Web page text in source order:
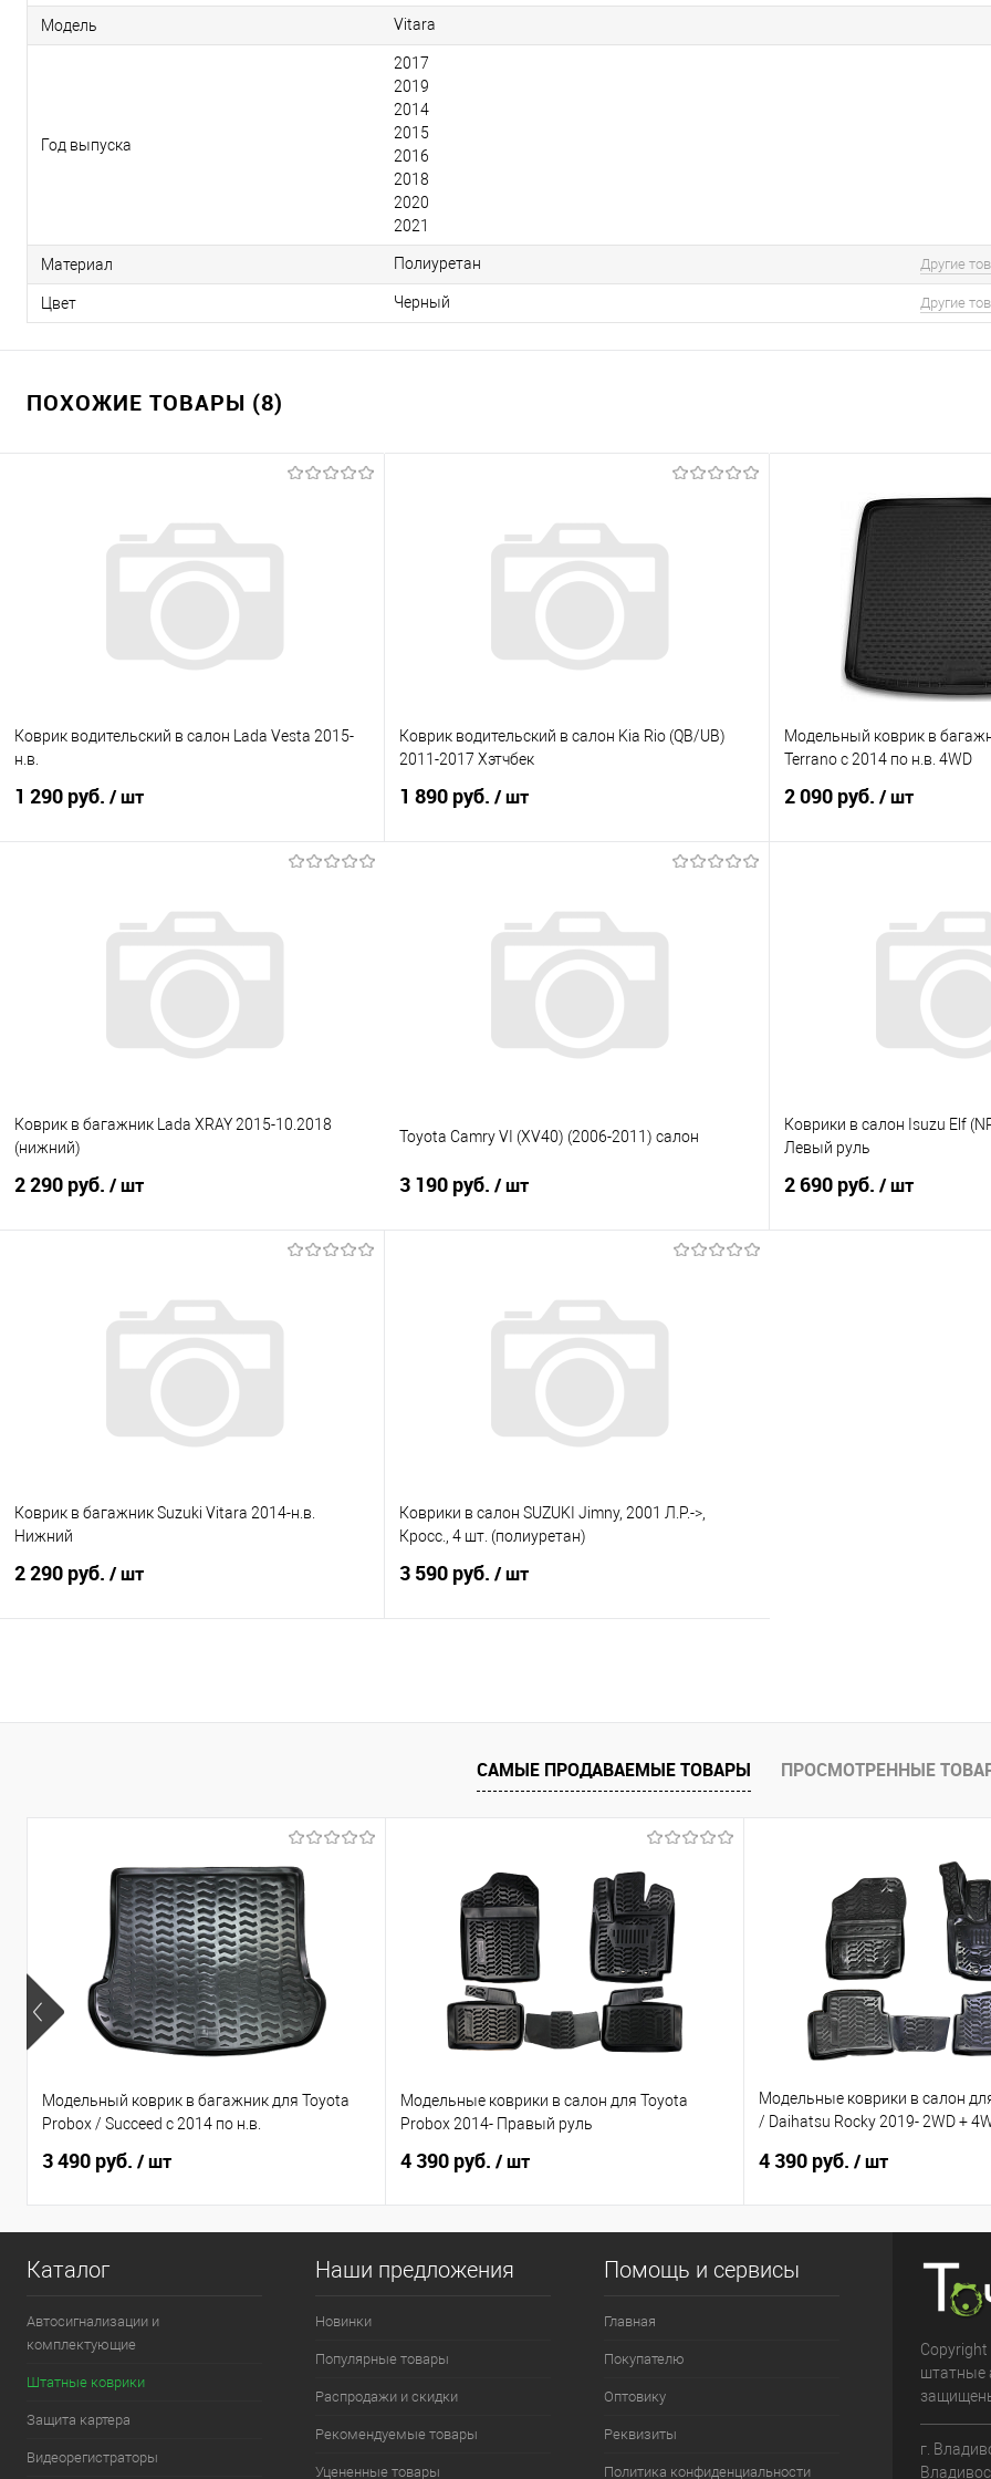
Модель Vitara
Год выпуска
2017
2019
2014
2015
2016
2018
2020
2021
Материал Полиуретан Другие
Цвет Черный Другие
ПОХОЖИЕ ТОВАРЫ (8)
Коврик водительский в салон Lada Vesta 2015-
н.в.
1 290 руб. / шт
Купить в 1 клик
Сравнение
Под заказ
Коврик водительский в салон Kia Rio (QB/UB)
2011-2017 Хэтчбек
1 890 руб. / шт
Купить в 1 клик
Сравнение
Под заказ
Модельный коврик в
Terrano с 2014 по н.в. 4WD
2 090 руб. / шт
Купить в 1 клик
Коврик в багажник Lada XRAY 2015-10.2018
(нижний)
2 290 руб. / шт
Купить в 1 клик
Сравнение
Под заказ
Toyota Camry VI (XV40) (2006-2011) салон
3 190 руб. / шт
Купить в 1 клик
Сравнение
Под заказ
Коврики в салон Isuzu Elf
Левый руль
2 690 руб. / шт
Коврик в багажник Suzuki Vitara 2014-н.в.
Нижний
2 290 руб. / шт
Купить в 1 клик
Сравнение
Коврики в салон SUZUKI Jimny, 2001 Л.Р.->,
Кросс., 4 шт. (полиуретан)
3 590 руб. / шт
Купить в 1 клик
Сравнение
В избранное
Под заказ
САМЫЕ ПРОДАВАЕМЫЕ ТОВАРЫ ПРОСМОТРЕННЫЕ
Модельный коврик в багажник для Toyota
Probox / Succeed с 2014 по н.в.
3 490 руб. / шт
Модельные коврики в салон для Toyota
Probox 2014- Правый руль
4 390 руб. / шт
Модельные коврики в салон
/ Daihatsu Rocky 2019- 2WD +
4 390 руб. / шт
Каталог
Автосигнализации и
комплектующие
Штатные коврики
Защита картера
Видеорегистраторы
Наши предложения
Новинки
Популярные товары
Распродажи и скидки
Рекомендуемые товары
Уцененные товары
Помощь и сервисы
Главная
Покупателю
Оптовику
Реквизиты
Политика конфиденциальности
Copyright
штатные
г.